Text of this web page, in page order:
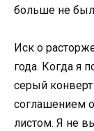
больше не
Иск о
года. Когда я
серый
соглашением
листом. Я не